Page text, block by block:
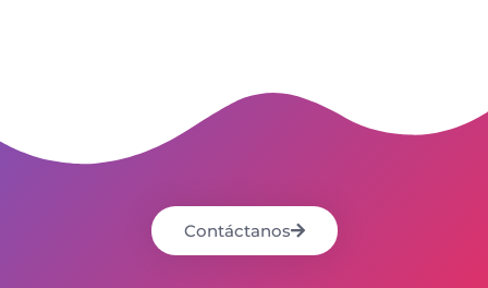
Contáctanos